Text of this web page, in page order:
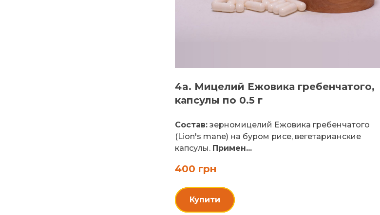
4a. Мицелий Ежовика гребенчатого,
капсулы по 0.5 г
Состав:зерномицелий Ежовика гребенчатого
(Lion's mane) на буром рисе, вегетарианские
капсулы. Примен...
400 грн
Купити